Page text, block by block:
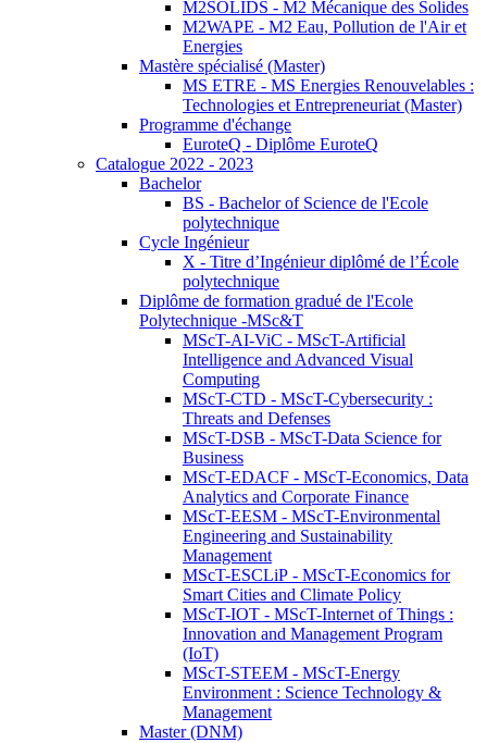
M2SOLIDS - M2 Mécanique des Solides
M2WAPE - M2 Eau, Pollution de l'Air et
Energies
Mastère spécialisé (Master)
MS ETRE - MS Energies Renouvelables :
Technologies et Entrepreneuriat (Master)
Programme d'échange
EuroteQ - Diplôme EuroteQ
Catalogue 2022 - 2023
Bachelor
BS - Bachelor of Science de l'Ecole
polytechnique
Cycle Ingénieur
X - Titre d’Ingénieur diplômé de l’École
polytechnique
Diplôme de formation gradué de l'Ecole
Polytechnique -MSc&T
MScT-AI-ViC - MScT-Artificial
Intelligence and Advanced Visual
Computing
MScT-CTD - MScT-Cybersecurity :
Threats and Defenses
MScT-DSB - MScT-Data Science for
Business
MScT-EDACF - MScT-Economics, Data
Analytics and Corporate Finance
MScT-EESM - MScT-Environmental
Engineering and Sustainability
Management
MScT-ESCLiP - MScT-Economics for
Smart Cities and Climate Policy
MScT-IOT - MScT-Internet of Things :
Innovation and Management Program
(IoT)
MScT-STEEM - MScT-Energy
Environment : Science Technology &
Management
Master (DNM)